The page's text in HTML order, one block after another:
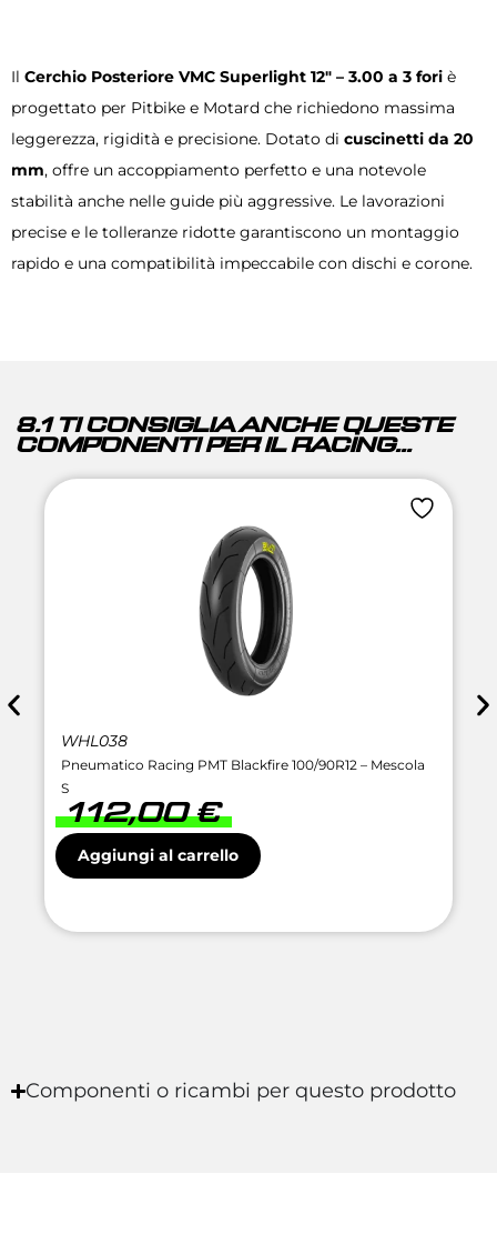
Il Cerchio Posteriore VMC Superlight 12″ – 3.00 a 3 fori è
progettato per Pitbike e Motard che richiedono massima
leggerezza, rigidità e precisione. Dotato di cuscinetti da 20
mm, offre un accoppiamento perfetto e una notevole
stabilità anche nelle guide più aggressive. Le lavorazioni
precise e le tolleranze ridotte garantiscono un montaggio
rapido e una compatibilità impeccabile con dischi e corone.
8.1 TI CONSIGLIA ANCHE QUESTE
COMPONENTI PER IL RACING...
WHL038
Pneumatico Racing PMT Blackfire 100/90R12 – Mescola
S
112,00€
Aggiungi al carrello
Componenti o ricambi per questo prodotto